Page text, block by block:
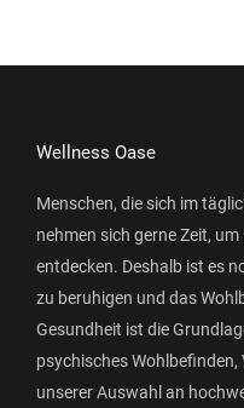
Wellness Oase
Menschen, die sich im
nehmen sich gerne Zeit,
entdecken. Deshalb ist es
zu beruhigen und das
Gesundheit ist die
psychisches
unserer Auswahl an